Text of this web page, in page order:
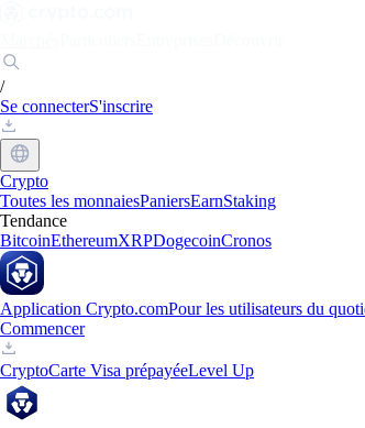
/
Se connecterS'inscrire
Crypto
Toutes les monnaiesPaniersEarnStaking
Tendance
BitcoinEthereumXRPDogecoinCronos
Application Crypto.comPour les utilisateurs du
Commencer
CryptoCarte Visa prépayéeLevel Up